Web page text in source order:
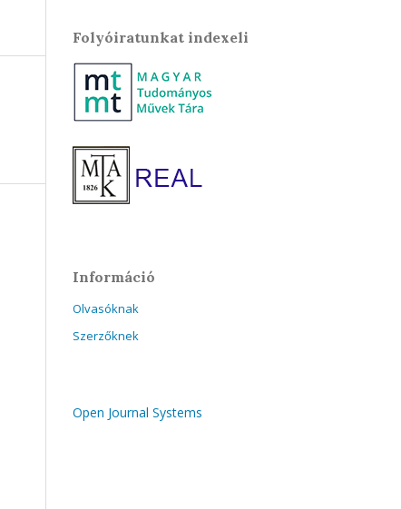
Folyóiratunkat indexeli
Információ
Olvasóknak
Szerzőknek
Open Journal Systems